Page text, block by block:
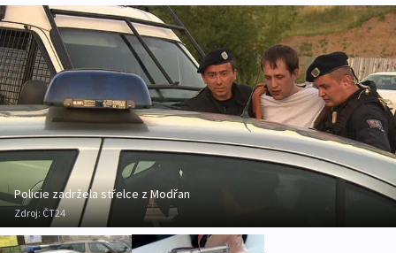
Policie zadržela střelce z Modřan
Zdroj: ČT24